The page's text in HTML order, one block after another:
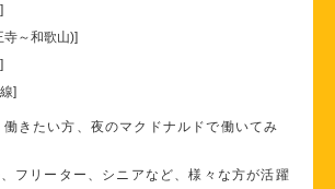
寺～和歌山)]
]
きたい方、夜のマクドナルドで働いてみ
フリーター、シニアなど、様々な方が活躍